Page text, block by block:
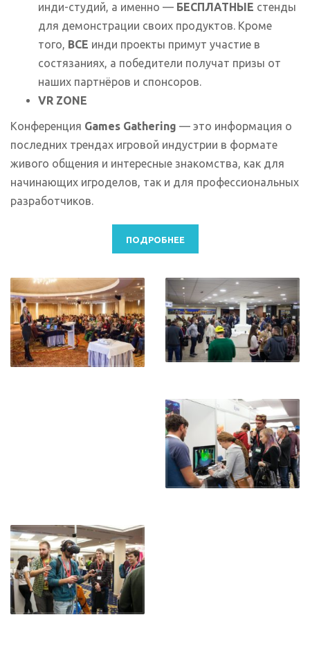
инди-студий, а именно — БЕСПЛАТНЫЕ стенды
для демонстрации своих продуктов. Кроме
того, ВСЕ инди проекты примут участие в
состязаниях, а победители получат призы от
наших партнёров и спонсоров.
VR ZONE
Конференция Games Gathering — это информация о
последних трендах игровой индустрии в формате
живого общения и интересные знакомства, как для
начинающих игроделов, так и для профессиональных
разработчиков.
ПОДРОБНЕЕ